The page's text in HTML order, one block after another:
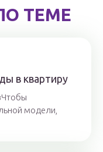
ТЕМЕ
в квартиру
модели,